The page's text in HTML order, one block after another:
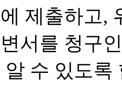
제출하고,
서를 청구
수 있도록